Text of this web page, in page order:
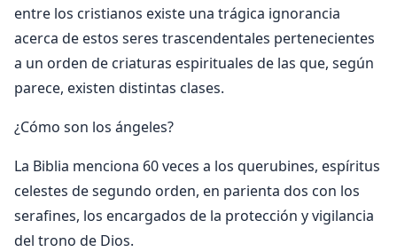
entre los cristianos existe una trágica ignorancia
acerca de estos seres trascendentales pertenecientes
a un orden de criaturas espirituales de las que, según
parece, existen distintas clases.
¿Cómo son los ángeles?
La Biblia menciona 60 veces a los querubines, espíritus
celestes de segundo orden, en parienta dos con los
serafines, los encargados de la protección y vigilancia
del trono de Dios.